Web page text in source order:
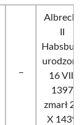
Albrecht
Habsburg
urodzony
16 VIII
1397
zmarł 27
X 1439